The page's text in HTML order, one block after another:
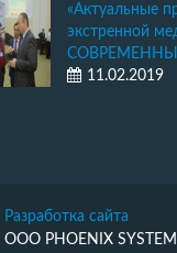
«Актуальные
экстренной
11.02.2019
Разработка сайта
ООО PHOENIX